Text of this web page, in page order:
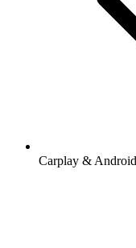
Carplay &